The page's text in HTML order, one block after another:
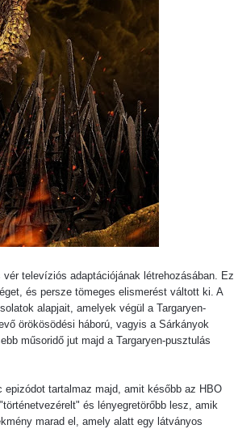
televíziós adaptációjának létrehozásában. Ez
és persze tömeges elismerést váltott ki. A
alapjait, amelyek végül a Targaryen-
örökösödési háború, vagyis a Sárkányok
műsoridő jut majd a Targaryen-pusztulás
tartalmaz majd, amit később az HBO
és lényegretörőbb lesz, amik
marad el, amely alatt egy látványos